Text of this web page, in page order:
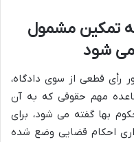
تمکین مشمول
شود
رأی قطعی از سوی دادگاه،
مهم حقوقی که به آن
بها گفته می شود، برای
احکام قضایی وضع شده